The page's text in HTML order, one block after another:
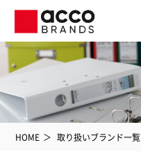
HOME 取り扱いブランド一覧